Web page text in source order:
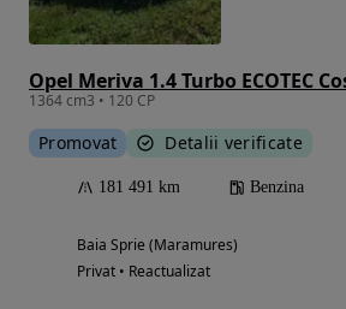
Opel Meriva 1.4 Turbo ECOTEC
1364 cm3 • 120 CP
Promovat Detalii verificate
181 491 km Benzina
Baia Sprie (Maramures)
Privat • Reactualizat